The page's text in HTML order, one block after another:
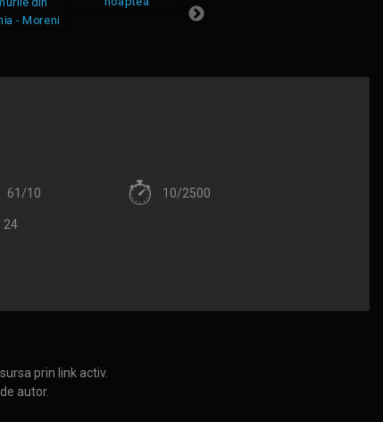
61/10 10/2500
24
prin link activ.
autor.